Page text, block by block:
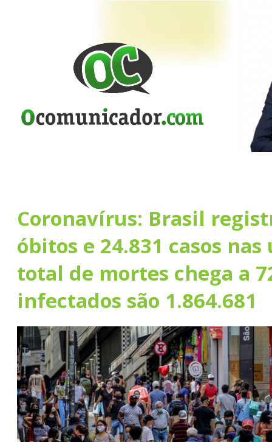
Coronavírus: Brasil
óbitos e 24.831 casos
total de mortes chega a
infectados são 1.864.681